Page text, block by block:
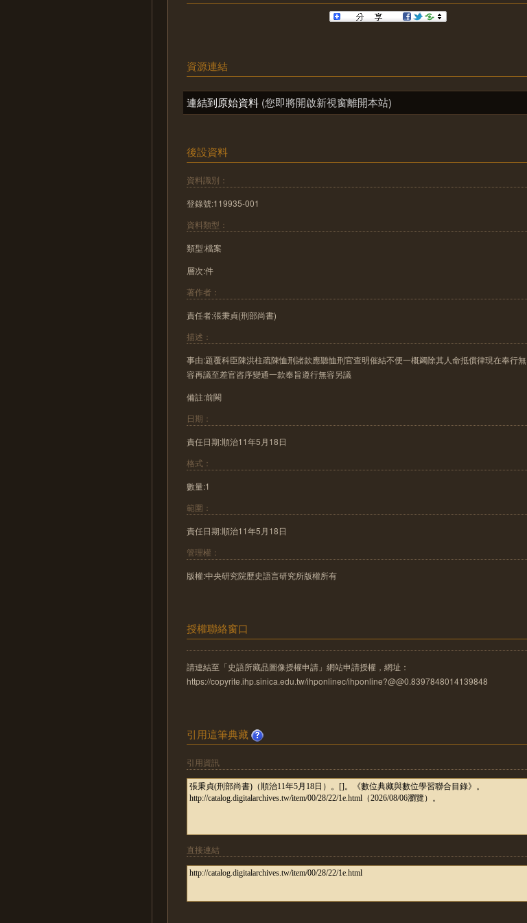
資源連結
連結到原始資料 (您即將開啟新視窗離開本站)
後設資料
資料識別：
登錄號:119935-001
資料類型：
類型:檔案
層次:件
著作者：
責任者:張秉貞(刑部尚書)
描述：
事由:題覆科臣陳洪柱疏陳恤刑諸款應聽恤刑官查明催結不便一概蠲除其人命抵償律現在奉行無
容再議至差官咨序變通一款奉旨遵行無容另議
備註:前闕
日期：
責任日期:順治11年5月18日
格式：
數量:1
範圍：
責任日期:順治11年5月18日
管理權：
版權:中央研究院歷史語言研究所版權所有
授權聯絡窗口
請連結至「史語所藏品圖像授權申請」網站申請授權，網址：
https://copyrite.ihp.sinica.edu.tw/ihponlinec/ihponline?@@0.8397848014139848
引用這筆典藏
引用資訊
直接連結